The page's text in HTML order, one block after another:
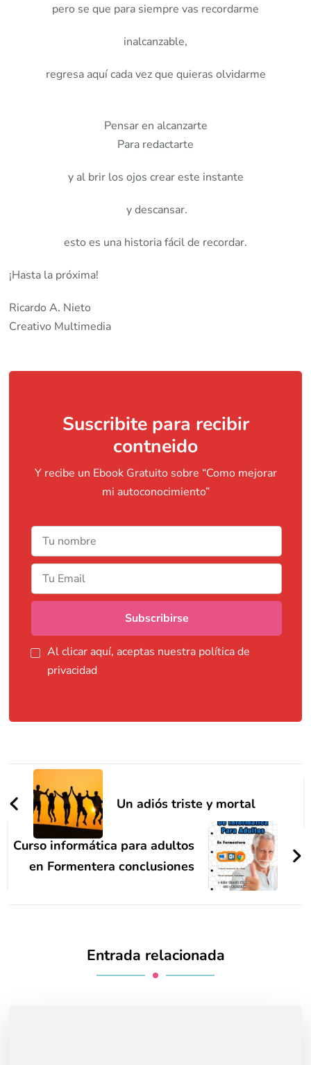
pero se que para siempre vas recordarme
inalcanzable,
regresa aquí cada vez que quieras olvidarme
Pensar en alcanzarte
Para redactarte
y al brir los ojos crear este instante
y descansar.
esto es una historia fácil de recordar.
¡Hasta la próxima!
Ricardo A. Nieto
Creativo Multimedia
Suscribite para recibir
contneido
Y recibe un Ebook Gratuito sobre “Como mejorar
mi autoconocimiento”
Al clicar aquí, aceptas nuestra política de
privacidad
Navegación
de
entradas
Un adiós triste y mortal
Curso informática para adultos
en Formentera conclusiones
Entrada relacionada